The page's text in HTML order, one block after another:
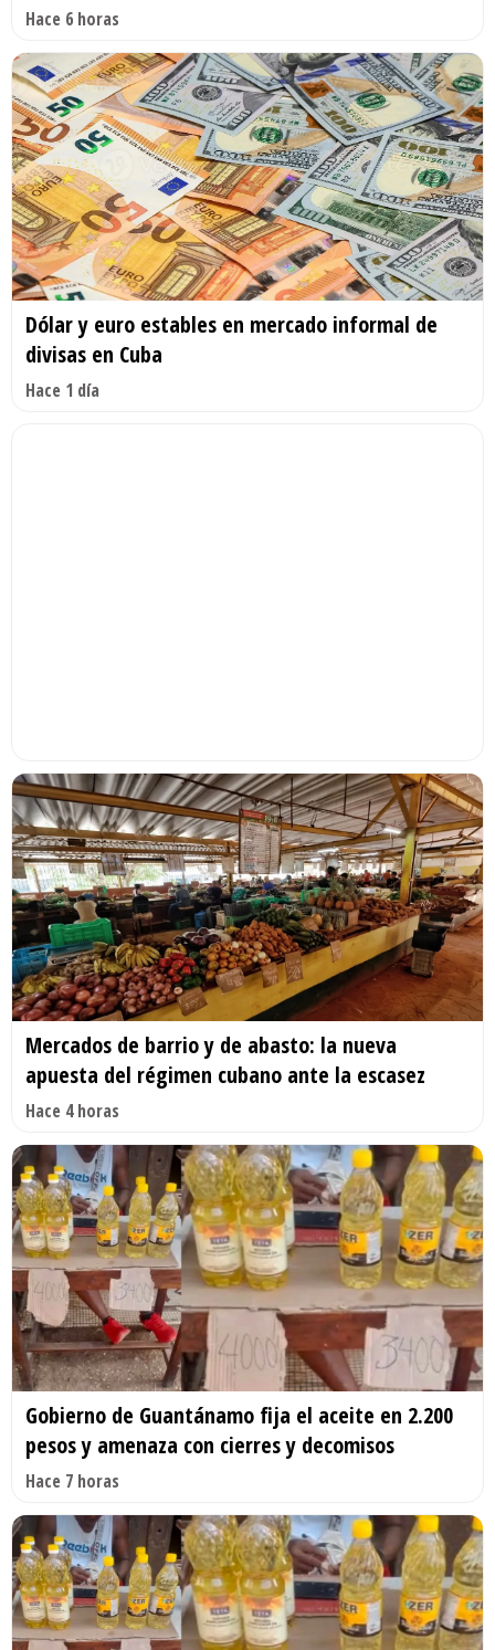
Hace 6 horas
Dólar y euro estables en mercado informal de
divisas en Cuba
Hace 1 día
Mercados de barrio y de abasto: la nueva
apuesta del régimen cubano ante la escasez
Hace 4 horas
Gobierno de Guantánamo fija el aceite en 2.200
pesos y amenaza con cierres y decomisos
Hace 7 horas